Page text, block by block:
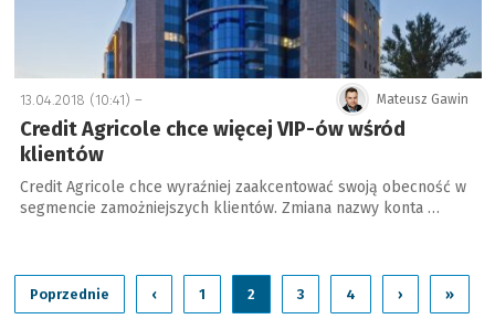
Mateusz Gawin
13.04.2018 (10:41) –
Credit Agricole chce więcej VIP-ów wśród
klientów
Credit Agricole chce wyraźniej zaakcentować swoją obecność w
segmencie zamożniejszych klientów. Zmiana nazwy konta …
Poprzednie ‹ 1 2 3 4 › »